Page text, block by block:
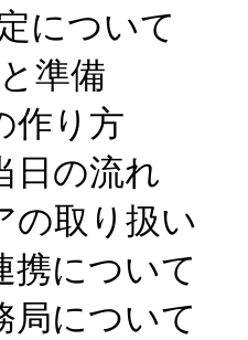
について
準備
作り方
日の流れ
の取り扱い
携について
局について